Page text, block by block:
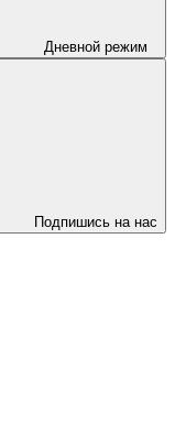
Дневной режим
Подпишись на нас